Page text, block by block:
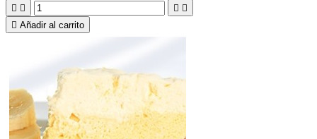
   
 Añadir al carrito